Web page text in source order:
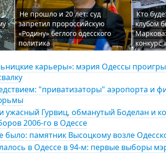
Не прошло и 20 лет: суд
запретил пророссийскую
«Родину» беглого одесского
политика
Кто
клубом
конкурс
карьеры»: мэрия Одессы
"приватизаторы" аэропорта и
ужасный Гурвиц, обманутый Боделан и
2006-го в Одессе
было: памятник Высоцкому возле
в Одессе в 94-м: первые выборы